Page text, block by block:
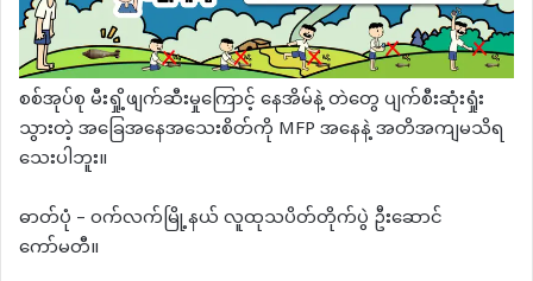
စစ်အုပ်စု မီးရှို့ဖျက်ဆီးမှုကြောင့် နေအိမ်နဲ့ တဲတွေ ပျက်စီးဆုံးရှုံး
သွားတဲ့ အခြေအနေအသေးစိတ်ကို MFP အနေနဲ့ အတိအကျမသိရ
သေးပါဘူး။
ဓာတ်ပုံ – ဝက်လက်မြို့နယ် လူထုသပိတ်တိုက်ပွဲ ဦးဆောင်
ကော်မတီ။